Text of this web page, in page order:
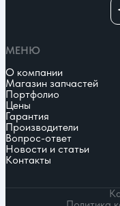
МЕНЮ
О компании
Магазин запчастей
Портфолио
Цены
Гарантия
Производители
Вопрос-ответ
Новости и статьи
Контакты